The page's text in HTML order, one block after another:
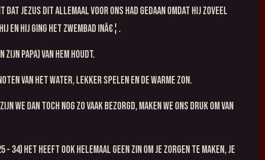
dat Jezus dit allemaal voor ons had gedaan omdat Hij zoveel
en hij ging het zwembad inâ€¦.
papa) van hem houdt.
van het water, lekker spelen en de warme zon.
we dan toch nog zo vaak bezorgd, maken we ons druk om van
- 34) Het heeft ook helemaal geen zin om je zorgen te maken, je